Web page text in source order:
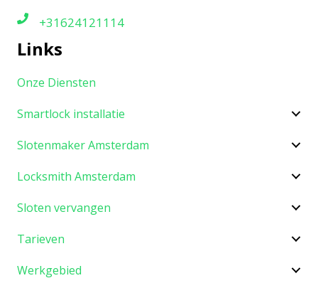
+31624121114
Links
Onze Diensten
Smartlock installatie
Slotenmaker Amsterdam
Locksmith Amsterdam
Sloten vervangen
Tarieven
Werkgebied